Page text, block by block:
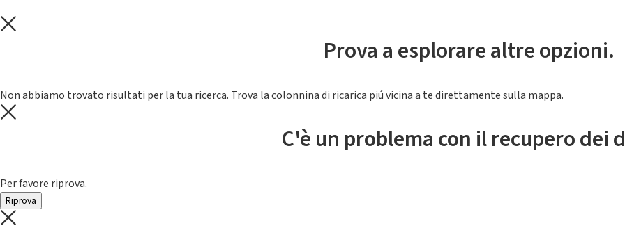
Prova a esplorare altre opzioni.
Non abbiamo trovato risultati per la tua ricerca. Trova la colonnina di ricarica piú vicina a te direttamente sulla mappa.
C'è un problema con il recupero dei
Per favore riprova.
Riprova